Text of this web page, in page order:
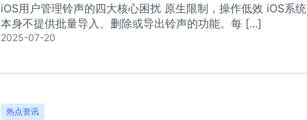
iOS用户管理铃声的四大核心困扰 原生限制，操作低效 iOS系统
本身不提供批量导入、删除或导出铃声的功能。每 [...]
2025-07-20
热点资讯